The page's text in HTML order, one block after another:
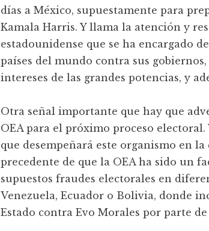
días a México, supuestamente para
Kamala Harris. Y llama la atención y
estadounidense que se ha encargado
países del mundo contra sus
intereses de las grandes potencias, y
Otra señal importante que hay que
OEA para el próximo proceso
que desempeñará este organismo en
precedente de que la OEA ha sido un
supuestos fraudes electorales en
Venezuela, Ecuador o Bolivia, donde
Estado contra Evo Morales por parte de